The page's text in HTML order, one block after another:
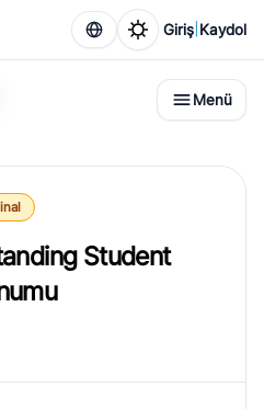
Giriş Kaydol
Menü
Student